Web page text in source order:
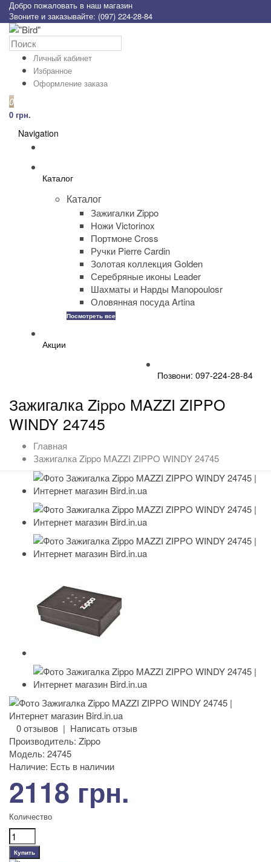
Добро пожаловать в наш магазин
Звоните и заказывайте: (097) 224-28-84
Личный кабинет
Избранное
Оформление заказа
0
0 грн.
Navigation
Каталог
Каталог
Зажигалки Zippo
Ножи Victorinox
Портмоне Cross
Ручки Pierre Cardin
Золотая коллекция Golden
Серебряные иконы Leader
Шахматы и Нарды Manopoulosr
Оловянная посуда Artina
Посмотреть все
Акции
Позвони: 097-224-28-84
Зажигалка Zippo MAZZI ZIPPO
WINDY 24745
Главная
Зажигалка Zippo MAZZI ZIPPO WINDY 24745
0 отзывов | Написать отзыв
Производитель: Zippo
Модель: 24745
Наличие: Есть в наличии
2118 грн.
Количество